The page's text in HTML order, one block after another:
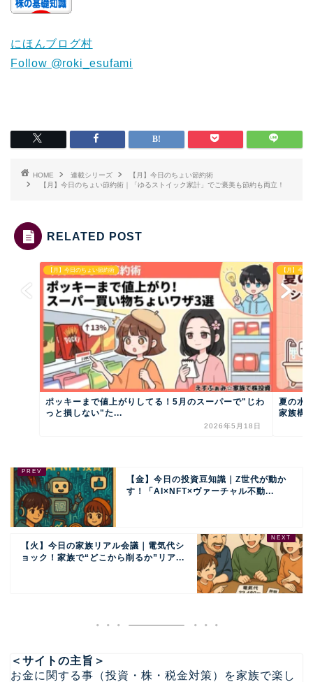
にほんブログ村
Follow @roki_esufami
HOME 連載シリーズ
【月】今日のちょい節約術
【月】今日のちょい節約術｜「ゆるストイック家計」でご褒美も節約も両立！
RELATED POST
【月】今日のちょい節約術
ポッキーまで値上がりしてる！5月のスーパーで"じわ
っと損しない"た...
2026年5月18日
【月】今日
夏の水
家族構
【金】今日の投資豆知識｜Z世代が動か
す！「AI×NFT×ヴァーチャル不動...
【火】今日の家族リアル会議｜電気代シ
ョック！家族で“どこから削るか”リア...
＜サイトの主旨＞
お金に関する事（投資・株・税金対策）を家族で楽し